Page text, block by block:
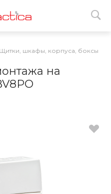
Щитки, шкафы, корпуса, боксы
на